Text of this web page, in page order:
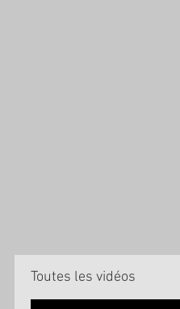
Toutes les vidéos